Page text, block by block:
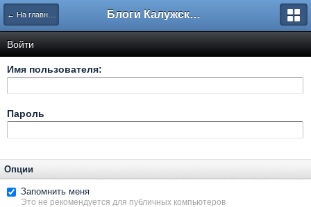
← На главную Блоги Калужского перекрестка
Войти
Имя пользователя:
Пароль
Опции
Запомнить меня
Это не рекомендуется для публичных компьютеров